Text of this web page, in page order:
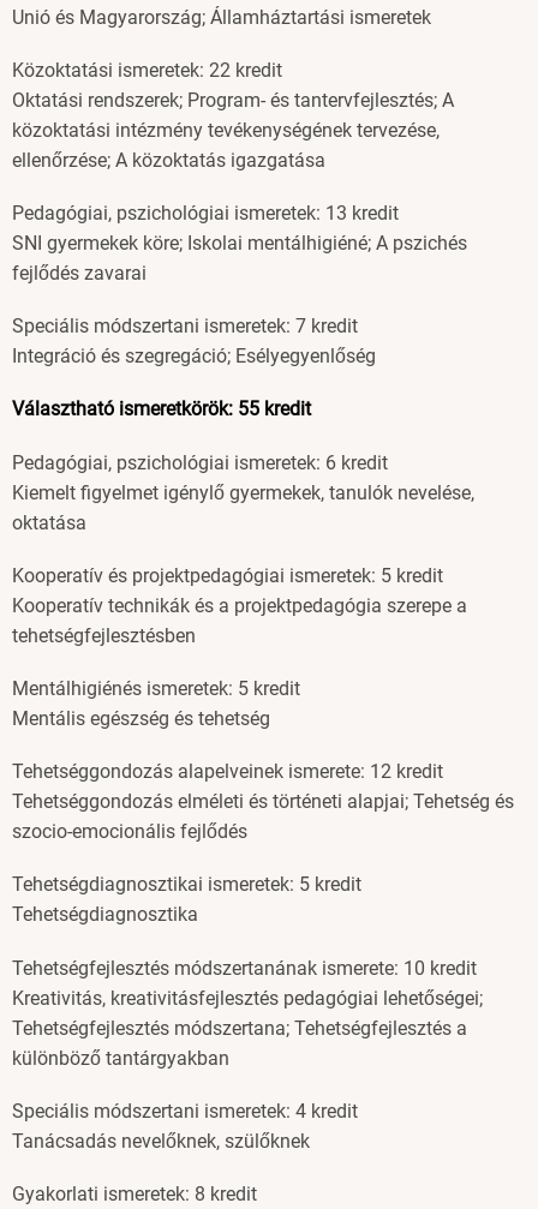
Unió és Magyarország; Államháztartási ismeretek
Közoktatási ismeretek: 22 kredit
Oktatási rendszerek; Program- és tantervfejlesztés; A
közoktatási intézmény tevékenységének tervezése,
ellenőrzése; A közoktatás igazgatása
Pedagógiai, pszichológiai ismeretek: 13 kredit
SNI gyermekek köre; Iskolai mentálhigiéné; A pszichés
fejlődés zavarai
Speciális módszertani ismeretek: 7 kredit
Integráció és szegregáció; Esélyegyenlőség
Választható ismeretkörök: 55 kredit
Pedagógiai, pszichológiai ismeretek: 6 kredit
Kiemelt figyelmet igénylő gyermekek, tanulók nevelése,
oktatása
Kooperatív és projektpedagógiai ismeretek: 5 kredit
Kooperatív technikák és a projektpedagógia szerepe a
tehetségfejlesztésben
Mentálhigiénés ismeretek: 5 kredit
Mentális egészség és tehetség
Tehetséggondozás alapelveinek ismerete: 12 kredit
Tehetséggondozás elméleti és történeti alapjai; Tehetség és
szocio-emocionális fejlődés
Tehetségdiagnosztikai ismeretek: 5 kredit
Tehetségdiagnosztika
Tehetségfejlesztés módszertanának ismerete: 10 kredit
Kreativitás, kreativitásfejlesztés pedagógiai lehetőségei;
Tehetségfejlesztés módszertana; Tehetségfejlesztés a
különböző tantárgyakban
Speciális módszertani ismeretek: 4 kredit
Tanácsadás nevelőknek, szülőknek
Gyakorlati ismeretek: 8 kredit